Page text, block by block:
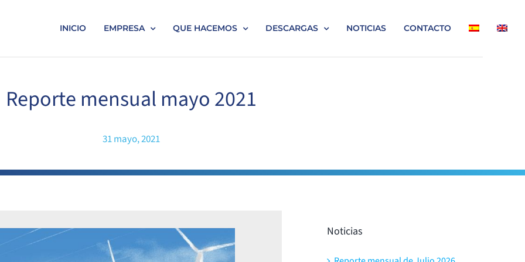
INICIO EMPRESA QUE HACEMOS DESCARGAS NOTICIAS CONTACTO
Reporte mensual mayo 2021
31 mayo, 2021
Noticias